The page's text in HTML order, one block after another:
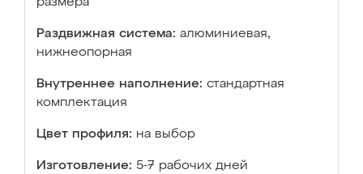
Раздвижная система: алюминиевая,
нижнеопорная
Внутреннее наполнение: стандартная
комплектация
Цвет профиля: на выбор
Изготовление: 5-7 рабочих дней